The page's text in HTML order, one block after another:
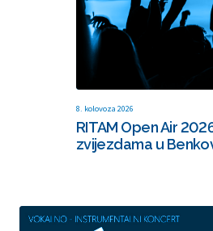
8. kolovoza 2026
RITAM Open Air
zvijezdama u